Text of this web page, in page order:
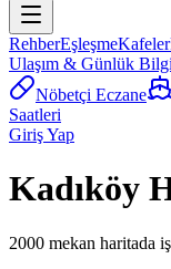
RehberEşleşmeKafeler
Ulaşım & Günlük
Nöbetçi Eczane
Saatleri
Giriş Yap
Kadıköy
2000 mekan haritada